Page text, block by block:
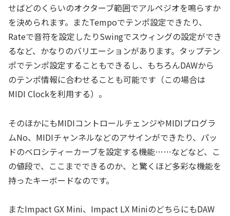
せばどのくらいのオクターブ範囲でアルペジオを鳴らすか
を決められます。またTempoでテンポ設定できたり、
Rateで音符を設定したりSwingでスウィングの設定ができ
るなど、かなりのバリエーションがあります。タップテン
ポでテンポ設定することもできるし、もちろんDAWから
のテンポ情報に合わせることも可能です（この場合は
MIDI Clockを利用する）。
そのほかにもMIDIコントロールチェンジやMIDIプログラ
ムNo、MIDIチャンネルなどのアサインができたり、パッ
ドのベロシティーカーブを設定する機能……などなど、こ
の値段で、ここまでできるのか、と驚くほど多彩な機能を
持ったキーボードなのです。
またImpact GX Mini、Impact LX MiniのどちらにもDAW